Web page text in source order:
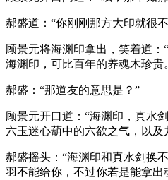
郝盛道：“你刚刚那方大印就很
顾景元将海渊印拿出，笑着道
海渊印，可比百年的养魂木珍贵
郝盛：“那道友的意思是？”
顾景元开口道：“海渊印，真水
六玉迷心葫中的六欲之气，以
郝盛摇头：“海渊印和真水剑换
羽不能给你，不过你若是能拿